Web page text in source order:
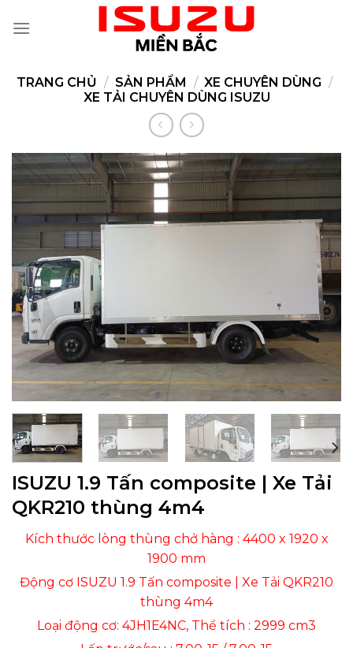
TRANG CHỦ / SẢN PHẨM / XE CHUYÊN DÙNG /
XE TẢI CHUYÊN DÙNG ISUZU
ISUZU 1.9 Tấn composite | Xe Tải
QKR210 thùng 4m4
Kích thước lòng thùng chở hàng : 4400 x 1920 x
1900 mm
Động cơ ISUZU 1.9 Tấn composite | Xe Tải QKR210
thùng 4m4
Loại động cơ: 4JH1E4NC, Thể tích : 2999 cm3